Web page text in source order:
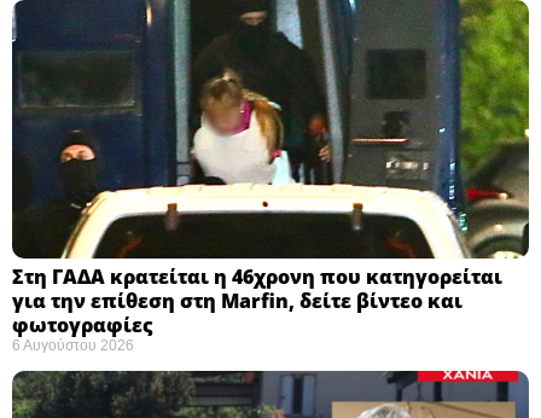
Στη ΓΑΔΑ κρατείται η 46χρονη που κατηγορείται
για την επίθεση στη Marfin, δείτε βίντεο και
φωτογραφίες
6 Αυγούστου 2026